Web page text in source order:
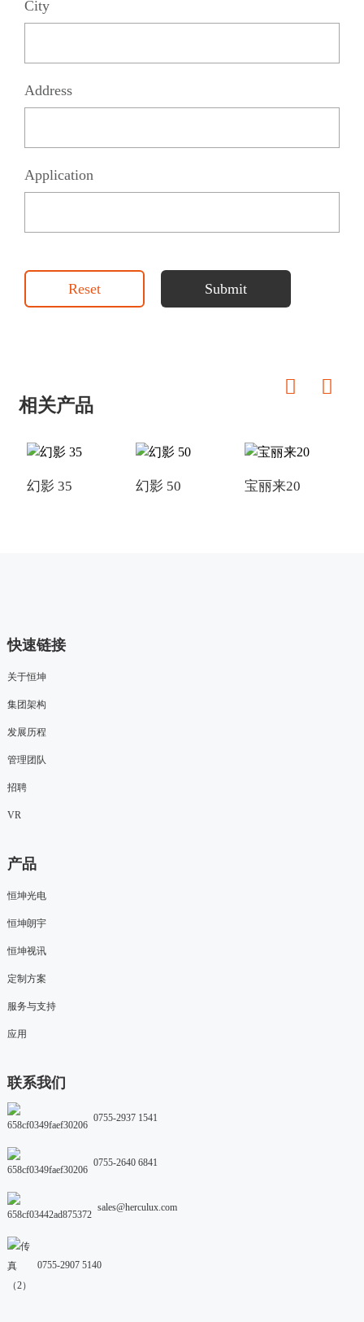
City
Address
Application
Reset Submit
相关产品
幻影 35 幻影 50 宝丽来20
快速链接
关于恒坤
集团架构
发展历程
管理团队
招聘
VR
产品
恒坤光电
恒坤朗宇
恒坤视讯
定制方案
服务与支持
应用
联系我们
0755-2937 1541
0755-2640 6841
sales@herculux.com
0755-2907 5140